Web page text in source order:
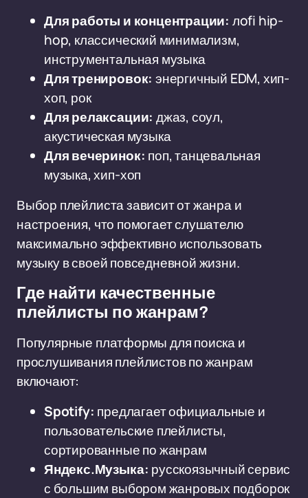
Для работы и концентрации: лofi hip-
hop, классический минимализм,
инструментальная музыка
Для тренировок: энергичный EDM, хип-
хоп, рок
Для релаксации: джаз, соул,
акустическая музыка
Для вечеринок: поп, танцевальная
музыка, хип-хоп
Выбор плейлиста зависит от жанра и
настроения, что помогает слушателю
максимально эффективно использовать
музыку в своей повседневной жизни.
Где найти качественные
плейлисты по жанрам?
Популярные платформы для поиска и
прослушивания плейлистов по жанрам
включают:
Spotify: предлагает официальные и
пользовательские плейлисты,
сортированные по жанрам
Яндекс.Музыка: русскоязычный сервис
с большим выбором жанровых подборок